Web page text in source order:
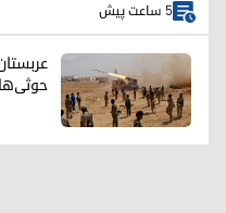
5 ساعت پیش